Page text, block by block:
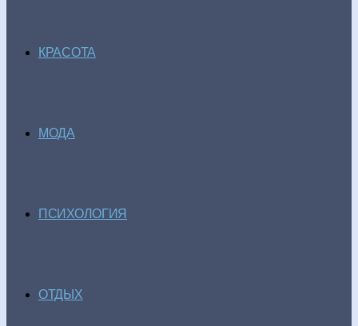
КРАСОТА
МОДА
ПСИХОЛОГИЯ
ОТДЫХ